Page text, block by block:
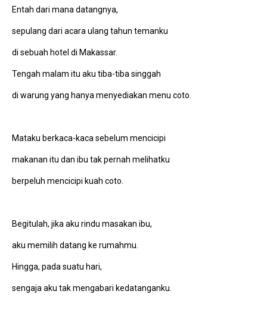
Entah dari mana datangnya,
sepulang dari acara ulang tahun temanku
di sebuah hotel di Makassar.
Tengah malam itu aku tiba-tiba singgah
di warung yang hanya menyediakan menu coto.
Mataku berkaca-kaca sebelum mencicipi
makanan itu dan ibu tak pernah melihatku
berpeluh mencicipi kuah coto.
Begitulah, jika aku rindu masakan ibu,
aku memilih datang ke rumahmu.
Hingga, pada suatu hari,
sengaja aku tak mengabari kedatanganku.